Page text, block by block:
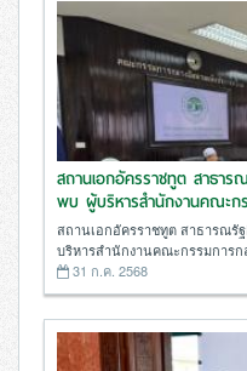
สถานเอกอัครราชทูต สาธาร
พบ ผู้บริหารสำนักงานคณะก
สถานเอกอัครราชทูต สาธารณรั
บริหารสำนักงานคณะกรรมการก
31 ก.ค. 2568